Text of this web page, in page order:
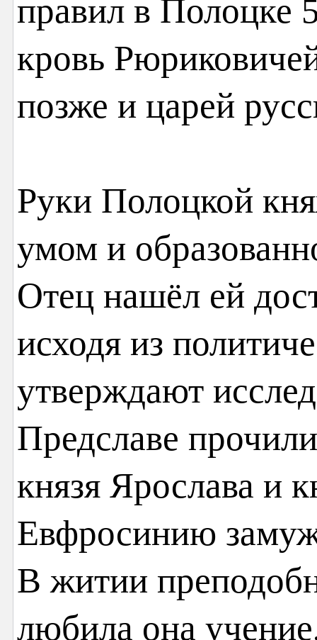
правил в Полоцке
кровь
позже и царей
Руки Полоцкой
умом и
Отец нашёл ей
исходя из
утверждают
Предславе
князя Ярослава и
Евфросинию
В житии
любила она